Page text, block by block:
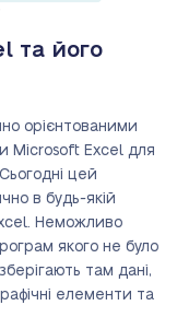
та його
орієнтованими
Microsoft Excel для
цей
в будь-якій
Неможливо
якого не було
там дані,
елементи та